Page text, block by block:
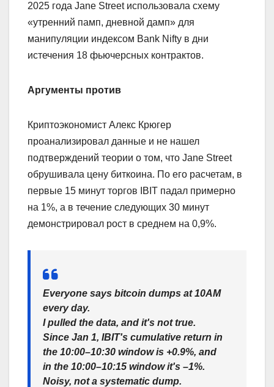
2025 года Jane Street использовала схему
«утренний памп, дневной дамп» для
манипуляции индексом Bank Nifty в дни
истечения 18 фьючерсных контрактов.
Аргументы против
Криптоэкономист Алекс Крюгер
проанализировал данные и не нашел
подтверждений теории о том, что Jane Street
обрушивала цену биткоина. По его расчетам, в
первые 15 минут торгов IBIT падал примерно
на 1%, а в течение следующих 30 минут
демонстрировал рост в среднем на 0,9%.
Everyone says bitcoin dumps at 10AM
every day.
I pulled the data, and it's not true.
Since Jan 1, IBIT's cumulative return in
the 10:00–10:30 window is +0.9%, and
in the 10:00–10:15 window it's –1%.
Noisy, not a systematic dump.